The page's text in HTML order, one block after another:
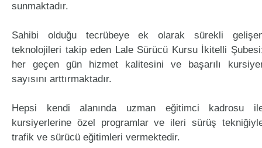
sunmaktadır.
Sahibi olduğu tecrübeye ek olarak sürekli
teknolojileri takip eden Lale Sürücü Kursu İkitelli
her geçen gün hizmet kalitesini ve başarılı
sayısını arttırmaktadır.
Hepsi kendi alanında uzman eğitimci kadrosu
kursiyerlerine özel programlar ve ileri sürüş
trafik ve sürücü eğitimleri vermektedir.